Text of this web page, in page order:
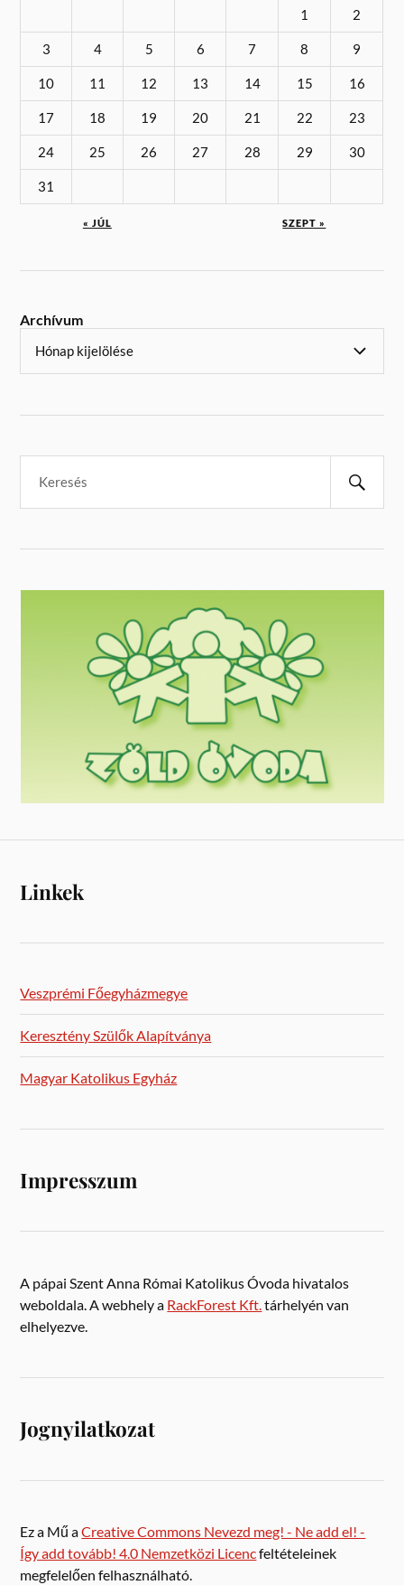
1 2
3 4 5 6 7 8 9
10 11 12 13 14 15 16
17 18 19 20 21 22 23
24 25 26 27 28 29 30
31
« JÚL SZEPT »
Archívum
Linkek
Veszprémi Főegyházmegye
Keresztény Szülők Alapítványa
Magyar Katolikus Egyház
Impresszum
A pápai Szent Anna Római Katolikus Óvoda hivatalos
weboldala. A webhely a RackForest Kft. tárhelyén van
elhelyezve.
Jognyilatkozat
Ez a Mű aCreative Commons Nevezd meg! - Ne add el! -
Így add tovább! 4.0 Nemzetközi Licencfeltételeinek
megfelelően felhasználható.